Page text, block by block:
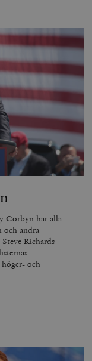
Corbyn har alla
andra
Richards
och